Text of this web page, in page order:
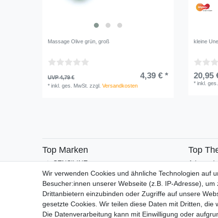
Massage Olive grün, groß
UVP 4,79 € 4,39 € *
*inkl. ges. MwSt. zzgl.Versandkosten
kleine
20,95
*inkl.
Top Marken
SENSiLINE
Top
Wir verwenden Cookies und ähnliche Technologien auf
Besucher:innen unserer Webseite (z.B. IP-Adresse),
Drittanbietern einzubinden oder Zugriffe auf unsere
gesetzte Cookies. Wir teilen diese Daten mit Dritten, die
Die Datenverarbeitung kann mit Einwilligung oder